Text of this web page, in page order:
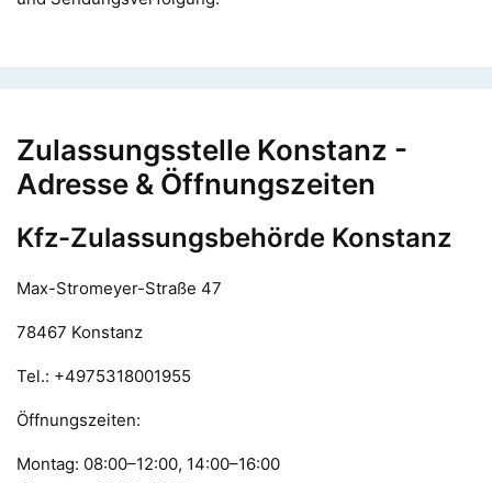
Zulassungsstelle Konstanz -
Adresse & Öffnungszeiten
Kfz-Zulassungsbehörde Konstanz
Max-Stromeyer-Straße 47
78467 Konstanz
Tel.: +4975318001955
Öffnungszeiten:
Montag: 08:00–12:00, 14:00–16:00